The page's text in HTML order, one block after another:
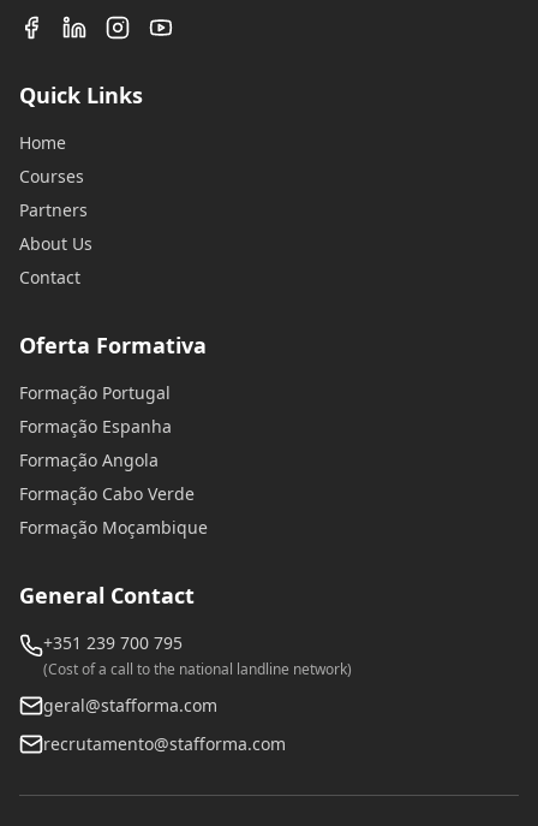
Quick Links
Home
Courses
Partners
About Us
Contact
Oferta Formativa
Formação Portugal
Formação Espanha
Formação Angola
Formação Cabo Verde
Formação Moçambique
General Contact
+351 239 700 795
(Cost of a call to the national landline network)
geral@stafforma.com
recrutamento@stafforma.com